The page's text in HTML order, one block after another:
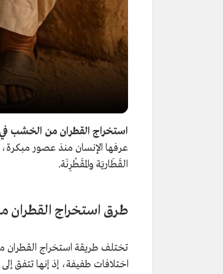
استخراج القطران من الخشب
عرفها الإنسان منذ عصور
القَطَاريَة والمقَطْرِنَة.
طرق استخراج القطران
تختلف طريقة استخراج القطران
اختلافات طفيفة، إذ إنها تتفق